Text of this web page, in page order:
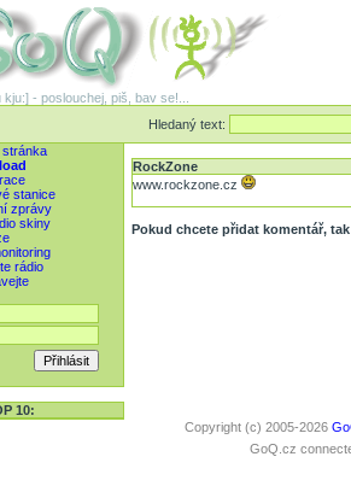
- poslouchej, piš, bav se!...
Hledaný text:
stránka
stanice
zprávy
skiny
rádio
10:
RockZone
www.rockzone.cz
Pokud chcete přidat komentář,
Copyright (c) 2005-2026
GoQ.cz